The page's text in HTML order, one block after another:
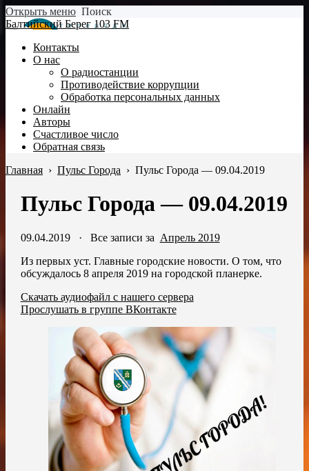
Открыть меню Поиск
Балтийский Берег 103 FM
Контакты
О нас
О радиостанции
Противодействие коррупции
Обработка персональных данных
Онлайн
Авторы
Счастливое число
Обратная связь
Главная › Пульс Города › Пульс Города — 09.04.2019
Пульс Города — 09.04.2019
09.04.2019· Все записи за Апрель 2019
Из первых уст. Главные городские новости. О том, что
обсуждалось 8 апреля 2019 на городской планерке.
Скачать аудиофайл с нашего сервера
Прослушать в группе ВКонтакте